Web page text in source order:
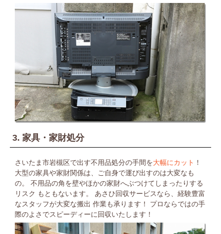
3. 家具・家財処分
さいたま市岩槻区で出す不用品処分の手間を大幅にカット ！
大型の家具や家財関係は、ご自身で運び出すのは大変なも
の。
不用品の角を壁やほかの家財へぶつけてしまったりする
リスク もともないます。
あさひ回収サービスなら、経験豊富
なスタッフが大変な搬出 作業も承ります！
プロならではの手
際のよさでスピーディーに回収いたします！